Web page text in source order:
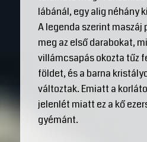
lábánál, egy alig néhány
A legenda szerint
meg az első darabokat,
villámcsapás okozta tűz
földet, és a barna
változtak. Emiatt a
jelenlét miatt ez a kő
gyémánt.